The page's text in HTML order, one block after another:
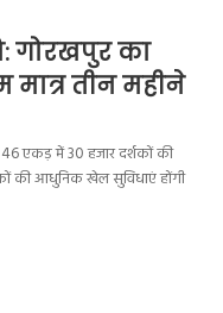
गोरखपुर का
मात्र तीन महीने
एकड़ में 30 हजार दर्शकों की
की आधुनिक खेल सुविधाएं होंगी